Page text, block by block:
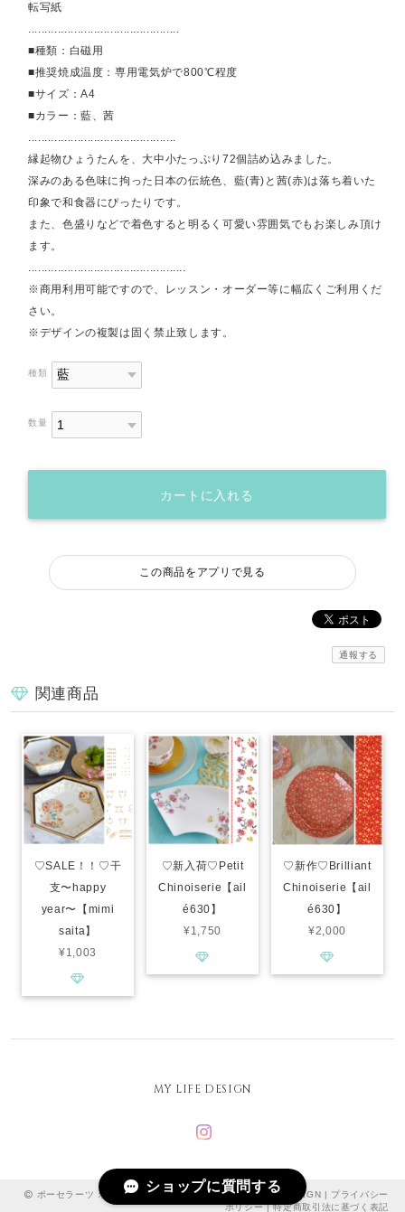
転写紙
..............................................
■種類：白磁用
■推奨焼成温度：専用電気炉で800℃程度
■サイズ：A4
■カラー：藍、茜
.............................................
縁起物ひょうたんを、大中小たっぷり72個詰め込みました。
深みのある色味に拘った日本の伝統色、藍(青)と茜(赤)は落ち着いた
印象で和食器にぴったりです。
また、色盛りなどで着色すると明るく可愛い雰囲気でもお楽しみ頂け
ます。
................................................
※商用利用可能ですので、レッスン・オーダー等に幅広くご利用くだ
さい。
※デザインの複製は固く禁止致します。
種類
数量
カートに入れる
この商品をアプリで見る
通報する
関連商品
♡SALE！！♡干
支〜happy
year〜【mimi
saita】
¥1,003
♡新入荷♡Petit
Chinoiserie【ail
é630】
¥1,750
♡新作♡Brilliant
Chinoiserie【ail
é630】
¥2,000
MY LIFE DESIGN
ポーセラーツ オーブンポーセ 転写紙 専門店｜MY LIFE DESIGN | プライバシー
ポリシー|特定商取引法に基づく表記
ショップに質問する